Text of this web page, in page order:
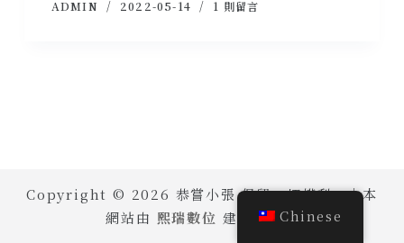
ADMIN 2022-05-14 1 則留言
Copyright © 2026 恭嘗小張 保留一切權利。｜本
網站由 熙瑞數位 建置維護。Chinese